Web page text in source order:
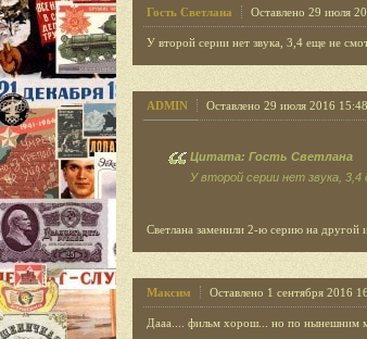
Гость Светлана Оставлено 29 июля
У второй серии нет звука, 3,4 еще не
ADMIN Оставлено 29 июля 2016
Цитата: Гость Светлана
У второй серии нет звука, 3,4
Светлана заменили 2-ю серию на другой
Максим Оставлено 1 сентября 2016
Дааа.... фильм хорош... но по нынешним